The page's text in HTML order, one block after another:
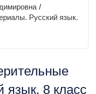
/
Русский язык.
язык. 8 класс